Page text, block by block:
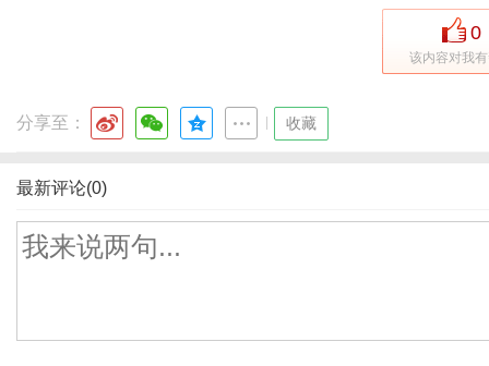
0
该内容对我
分享至： 收藏
最新评论(0)